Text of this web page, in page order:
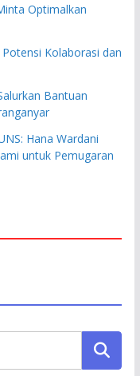
Optimalkan
Kolaborasi dan
Bantuan
Hana Wardani
untuk Pemugaran